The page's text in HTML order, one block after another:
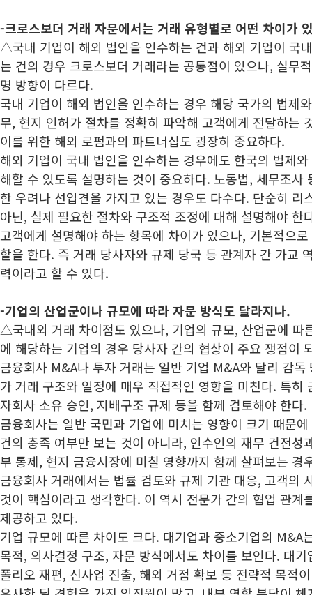
-크로스보더 거래 자문에서는 거래 유형별로 어떤 차이가
△국내 기업이 해외 법인을 인수하는 건과 해외 기업이 국
는 건의 경우 크로스보더 거래라는 공통점이 있으나, 실무
명 방향이 다르다.
국내 기업이 해외 법인을 인수하는 경우 해당 국가의 법제
무, 현지 인허가 절차를 정확히 파악해 고객에게 전달하는
이를 위한 해외 로펌과의 파트너십도 굉장히 중요하다.
해외 기업이 국내 법인을 인수하는 경우에도 한국의 법제
해할 수 있도록 설명하는 것이 중요하다. 노동법, 세무조사
한 우려나 선입견을 가지고 있는 경우도 다수다. 단순히 리
아닌, 실제 필요한 절차와 구조적 조정에 대해 설명해야 한
고객에게 설명해야 하는 항목에 차이가 있으나, 기본적으
할을 한다. 즉 거래 당사자와 규제 당국 등 관계자 간 가교
력이라고 할 수 있다.
-기업의 산업군이나 규모에 따라 자문 방식도 달라지나.
△국내외 거래 차이점도 있으나, 기업의 규모, 산업군에 따
에 해당하는 기업의 경우 당사자 간의 협상이 주요 쟁점이
금융회사 M&A나 투자 거래는 일반 기업 M&A와 달리 감독
가 거래 구조와 일정에 매우 직접적인 영향을 미친다. 특히
자회사 소유 승인, 지배구조 규제 등을 함께 검토해야 한다.
금융회사는 일반 국민과 기업에 미치는 영향이 크기 때문
건의 충족 여부만 보는 것이 아니라, 인수인의 재무 건전성
부 통제, 현지 금융시장에 미칠 영향까지 함께 살펴보는 경
금융회사 거래에서는 법률 검토와 규제 기관 대응, 고객의
것이 핵심이라고 생각한다. 이 역시 전문가 간의 협업 관계
제공하고 있다.
기업 규모에 따른 차이도 크다. 대기업과 중소기업의 M&A
목적, 의사결정 구조, 자문 방식에서도 차이를 보인다. 대
폴리오 재편, 신사업 진출, 해외 거점 확보 등 전략적 목적